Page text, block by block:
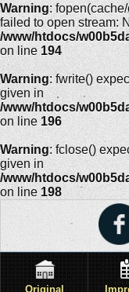
Warning:
failed to open stream:
/www/htdocs/
on line 194
Warning: fwrite()
given in
/www/htdocs/
on line 196
Warning: fclose()
given in
/www/htdocs/
on line 198
Original